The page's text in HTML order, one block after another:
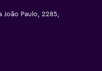
Paulo, 2285,